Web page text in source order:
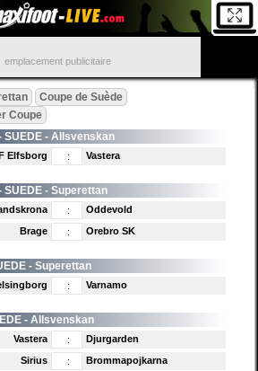
emplacement publicitaire
Coupe de Suède
Coupe
SUEDE - Allsvenskan
IF Elfsborg : Vastera
SUEDE - Superettan
:
Oddevold
Brage : Orebro SK
- Superettan
: Varnamo
- Allsvenskan
Vastera :
Djurgarden
Sirius : Brommapojkarna